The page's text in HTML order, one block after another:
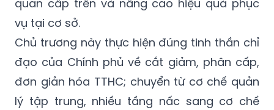
quan cấp trên và nâng cao hiệu quả phục
vụ tại cơ sở.
Chủ trương này thực hiện đúng tinh thần chỉ
đạo của Chính phủ về cắt giảm, phân cấp,
đơn giản hóa TTHC; chuyển từ cơ chế quản
lý tập trung, nhiều tầng nấc sang cơ chế